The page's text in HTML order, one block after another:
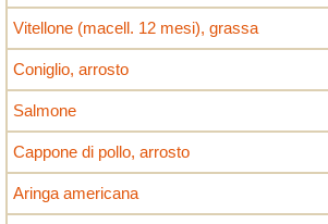
Vitellone (macell. 12 mesi), grassa
Coniglio, arrosto
Salmone
Cappone di pollo, arrosto
Aringa americana